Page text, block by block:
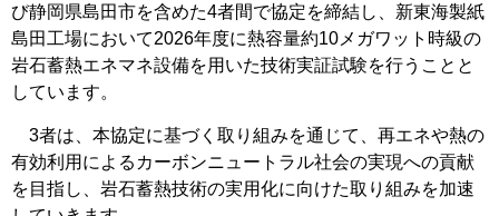
び静岡県島田市を含めた4者間で協定を締結し、新東海製紙
島田工場において2026年度に熱容量約10メガワット時級の
岩石蓄熱エネマネ設備を用いた技術実証試験を行うことと
しています。
3者は、本協定に基づく取り組みを通じて、再エネや熱の
有効利用によるカーボンニュートラル社会の実現への貢献
を目指し、岩石蓄熱技術の実用化に向けた取り組みを加速